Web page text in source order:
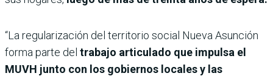
“La regularización del territorio social Nueva Asunción
forma parte del trabajo articulado que impulsa el
MUVH junto con los gobiernos locales y las